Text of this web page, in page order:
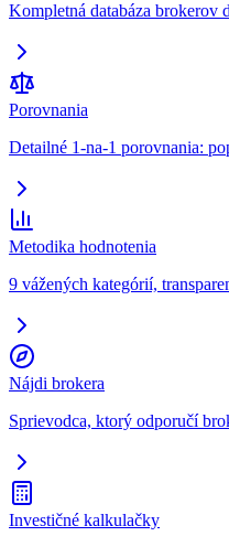
Kompletná databáza brokerov
Porovnania
Detailné 1-na-1 porovnania:
Metodika hodnotenia
9 vážených kategórií,
Nájdi brokera
Sprievodca, ktorý odporučí
Investičné kalkulačky